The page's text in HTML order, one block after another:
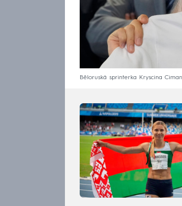
Běloruská sprinterka Kryscina